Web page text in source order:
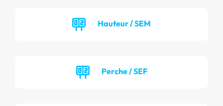
Hauteur / SEM
Perche / SEF